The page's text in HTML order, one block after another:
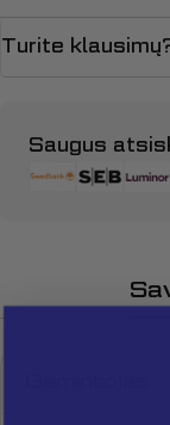
Turite
Saugus
Apmokėjimo
būdai